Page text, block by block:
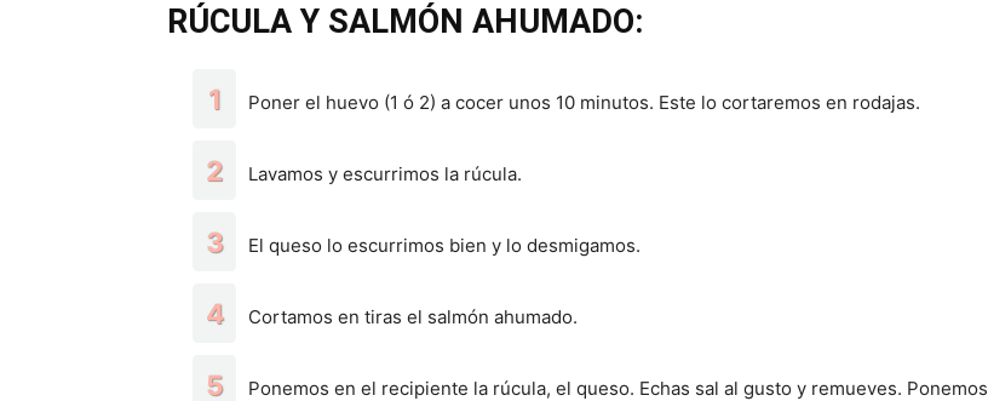
RÚCULA Y SALMÓN AHUMADO:
Poner el huevo (1 ó 2) a cocer unos 10 minutos. Este lo cortaremos en rodajas.
Lavamos y escurrimos la rúcula.
El queso lo escurrimos bien y lo desmigamos.
Cortamos en tiras el salmón ahumado.
Ponemos en el recipiente la rúcula, el queso. Echas sal al gusto y remueves. Ponemos